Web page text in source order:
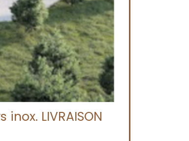
inox. LIVRAISON